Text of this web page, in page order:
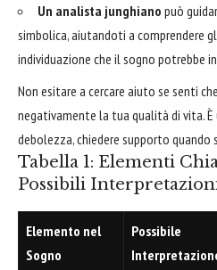
Un analista junghiano può
simbolica, aiutandoti a comprendere
individuazione che il sogno potrebbe
Non esitare a cercare aiuto se senti
negativamente la tua qualità di vita. È
debolezza, chiedere supporto quando
Tabella 1: Elementi
Possibili
Elemento nel
Sogno
Possibile